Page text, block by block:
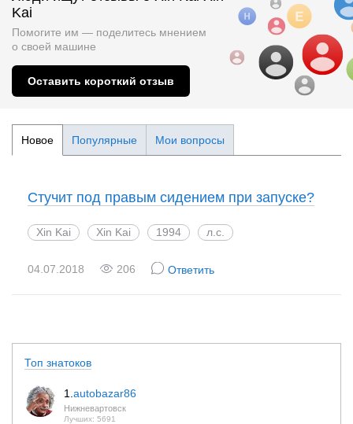
Kai
Помогите им — поделитесь мнением
о своей машине
Оставить короткий отзыв
Новое Популярные Мои вопросы
Стучит под правым сидением при запуске?
Xin Kai Xin Kai 1994 л.с.
04.07.2018 206 Ответить
Топ знатоков
1. autobazar86
Нижневартовск
Лучших: 5691